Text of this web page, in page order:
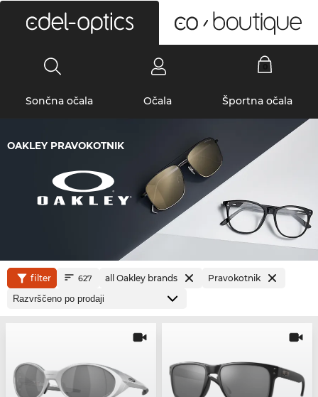
Sončna očala Očala Športna očala
OAKLEY PRAVOKOTNIK
filter 627 all Oakley brands Pravokotnik